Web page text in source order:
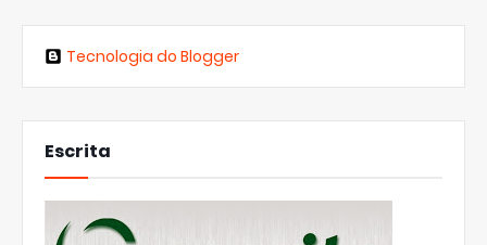
Tecnologia do Blogger
Escrita